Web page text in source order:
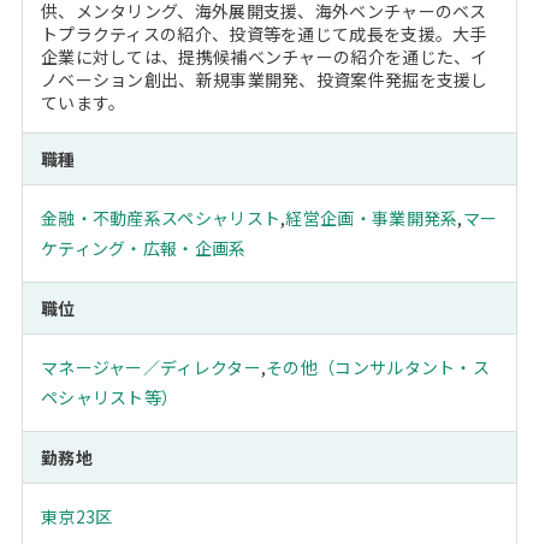
供、メンタリング、海外展開支援、海外ベンチャーのベス
トプラクティスの紹介、投資等を通じて成長を支援。大手
企業に対しては、提携候補ベンチャーの紹介を通じた、イ
ノベーション創出、新規事業開発、投資案件発掘を支援し
ています。
職種
金融・不動産系スペシャリスト,経営企画・事業開発系,マー
ケティング・広報・企画系
職位
マネージャー／ディレクター,その他（コンサルタント・ス
ペシャリスト等）
勤務地
東京23区